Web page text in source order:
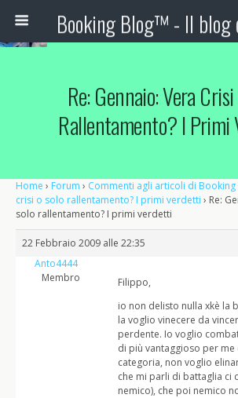
Re: Gennaio: Vera
Rallentamento? I Primi
Home › Forum › Commenti agli articoli di Booking
crisi o solo rallentamento? I primi verdetti › Re:
solo rallentamento? I primi verdetti
22 Febbraio 2009 alle 22:35
Anto4444
Membro
Filippo,
io non delisto nulla xkè la
la voglio vinecere da
perdente. Io voglio
di più vantaggioso per me
categoria, non voglio
che mi parli di battaglia ci
nemico), che poi nemico